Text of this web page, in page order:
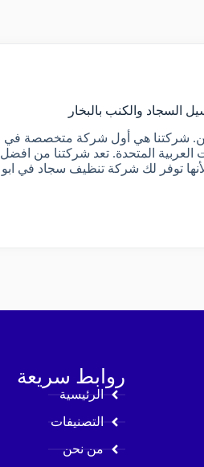
السجاد والكنب بالبخار
شركتنا هي أول شركة متخصصة في
العربية المتحدة. تعد شركتنا من افضل
توفر لك شركة تنظيف سجاد في ابو
روابط سريعة
الرئيسية
التصنيفات
من نحن